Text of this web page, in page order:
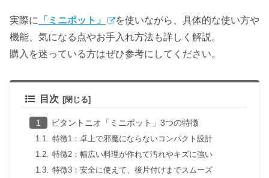
実際に 「ミニポット」
を使いながら、具体的な使い方や
機能、気になる点やお手入れ方法も詳しく解説。
購入を迷っている方はぜひ参考にしてください。
目次
ビタントニオ「ミニポット」3つの特徴
特徴1：卓上で邪魔にならないコンパクト設計
特徴2：幅広い料理が作れて汚れやキズに強い
特徴3：安全に使えて、後片付けまでスムーズ